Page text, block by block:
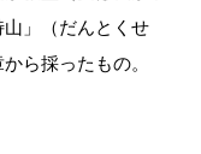
」（だんとくせ
ら採ったもの。